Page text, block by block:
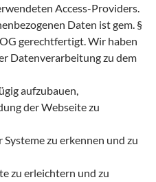
Access-Providers.
Daten ist gem. §
gerechtfertigt. Wir haben
Datenverarbeitung zu dem
aufzubauen,
der Webseite zu
zu erkennen und zu
zu erleichtern und zu